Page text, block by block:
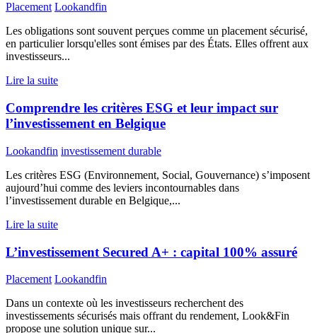
Placement Lookandfin
Les obligations sont souvent perçues comme un placement sécurisé,
en particulier lorsqu'elles sont émises par des États. Elles offrent aux
investisseurs...
Lire la suite
Comprendre les critères ESG et leur impact sur
l’investissement en Belgique
Lookandfin investissement durable
Les critères ESG (Environnement, Social, Gouvernance) s’imposent
aujourd’hui comme des leviers incontournables dans
l’investissement durable en Belgique,...
Lire la suite
L’investissement Secured A+ : capital 100% assuré
Placement Lookandfin
Dans un contexte où les investisseurs recherchent des
investissements sécurisés mais offrant du rendement, Look&Fin
propose une solution unique sur...